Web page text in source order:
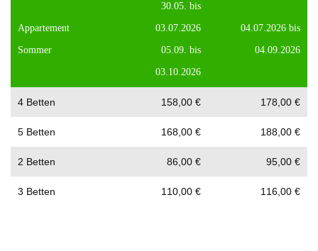
Appartement
Sommer
30.05. bis
03.07.2026
05.09. bis
03.10.2026
04.07.2026 bis
04.09.2026
4 Betten 158,00 € 178,00 €
5 Betten 168,00 € 188,00 €
2 Betten 86,00 € 95,00 €
3 Betten 110,00 € 116,00 €